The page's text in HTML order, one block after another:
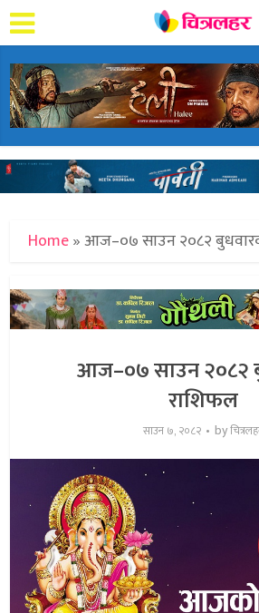
Home»आज–०७ साउन २०८२
आज–०७ साउन २०८२
राशिफल
साउन ७, २०८२ by